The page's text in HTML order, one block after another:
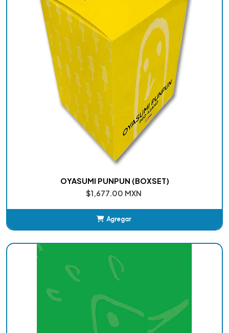
OYASUMI PUNPUN (BOXSET)
$1,677.00 MXN
Agregar